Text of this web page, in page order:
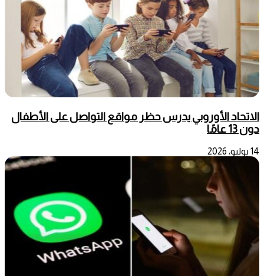
الاتحاد الأوروبي يدرس حظر مواقع التواصل على الأطفال
دون 13 عامًا
14 يوليو، 2026